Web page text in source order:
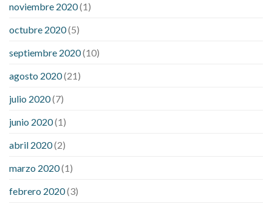
noviembre 2020(1)
octubre 2020(5)
septiembre 2020(10)
agosto 2020(21)
julio 2020(7)
junio 2020(1)
abril 2020(2)
marzo 2020(1)
febrero 2020(3)